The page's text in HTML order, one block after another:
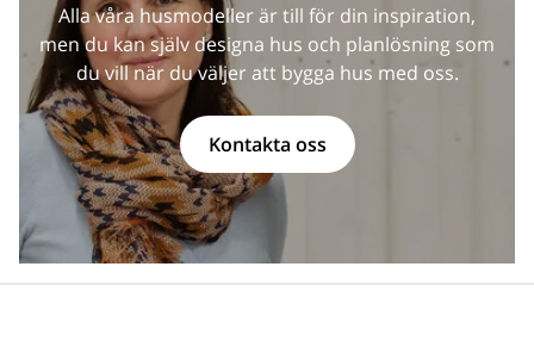
Alla våra husmodeller är till för din inspiration,
men du kan själv designa hus och planlösning som
du vill när du väljer att bygga hus med oss.
Kontakta oss